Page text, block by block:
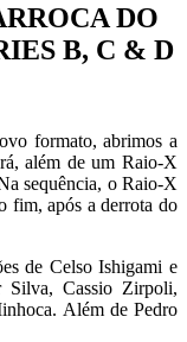
DO
B, C & D
formato, abrimos a
além de um Raio-X
sequência, o Raio-X
fim, após a derrota do
de Celso Ishigami e
Silva, Cassio Zirpoli,
Além de Pedro